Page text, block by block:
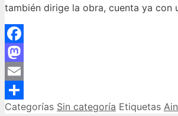
también dirige la obra, cuenta ya con
Facebook
Mastodon
Email
Compartir
Categorías Sin categoría Etiquetas